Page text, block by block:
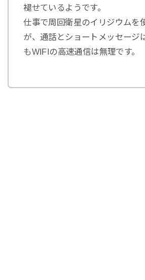
褪せているようです。
仕事で周回衛星のイリジウムを
が、通話とショートメッセージ
もWIFIの高速通信は無理です。